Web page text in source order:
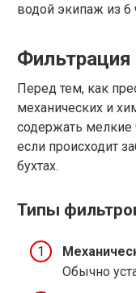
водой экипаж из 6
Перед тем, как
механических и
содержать мелкие
если происходит
бухтах.
Типы
Обычно